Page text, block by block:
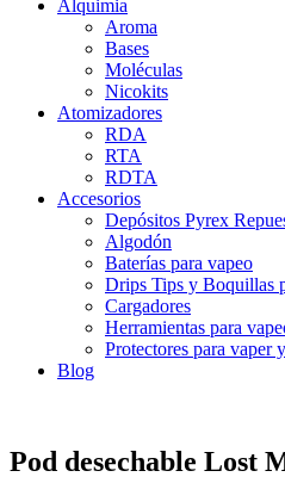
Alquimia
Aroma
Bases
Moléculas
Nicokits
Atomizadores
RDA
RTA
RDTA
Accesorios
Depósitos Pyrex
Algodón
Baterías para vapeo
Drips Tips y Boquillas
Cargadores
Herramientas para
Protectores para vaper
Blog
Pod desechable Lost